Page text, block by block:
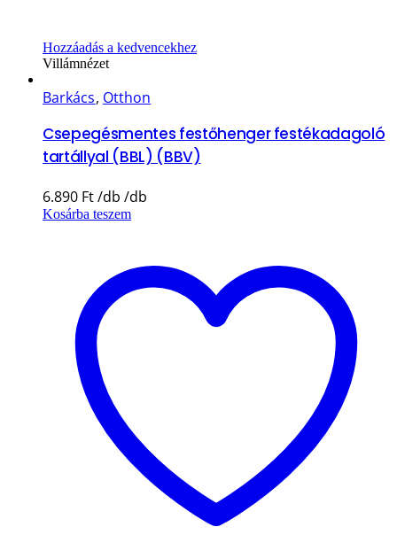
Hozzáadás a kedvencekhez
Villámnézet
Barkács, Otthon
Csepegésmentes festőhenger festékadagoló
tartállyal (BBL) (BBV)
6.890 Ft
Kosárba teszem